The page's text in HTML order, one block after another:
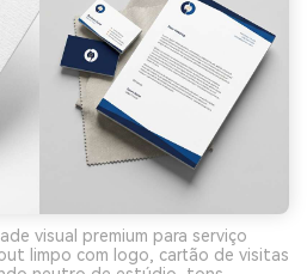
visual premium para serviço
limpo com logo, cartão de visitas